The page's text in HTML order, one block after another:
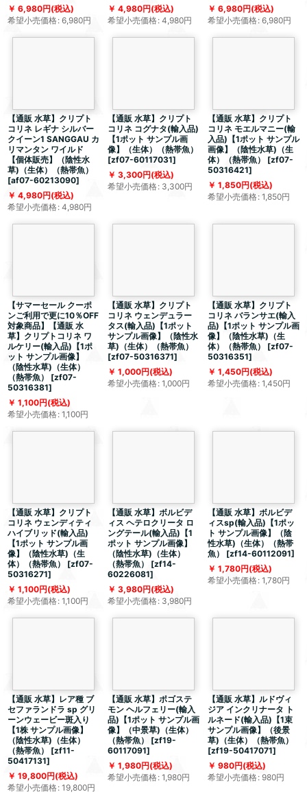
6,980円(税込)
希望小売価格: 6,980円
4,980円(税込)
希望小売価格: 4,980円
6,980円(税込)
希望小売価格: 6,980円
【通販 水草】クリプト
コリネ レギナ シルバー
クイーン1 SANGGAU カ
リマンタン ワイルド
【個体販売】（陰性水
草)（生体）（熱帯魚）
[af07-60213090]
4,980円(税込)
希望小売価格: 4,980円
【通販 水草】クリプト
コリネ コグナタ(輸入品)
【1ポット サンプル画
像】（生体）（熱帯魚）
[zf07-60117031]
3,300円(税込)
希望小売価格: 3,300円
【通販 水草】クリプト
コリネ モエルマニー(輸
入品)【1ポット サンプル
画像】（陰性水草)（生
体）（熱帯魚）
[zf07-
50316421]
1,850円(税込)
希望小売価格: 1,850円
【サマーセール クーポ
ンご利用で更に10％OFF
対象商品】【通販 水
草】クリプトコリネ ワ
ルケリー(輸入品)【1ポ
ット サンプル画像】
（陰性水草)（生体）
（熱帯魚）
[zf07-
50316381]
1,100円(税込)
希望小売価格: 1,100円
【通販 水草】クリプト
コリネ ウェンデュラー
タス(輸入品)【1ポット
サンプル画像】（陰性水
草)（生体）（熱帯魚）
[zf07-50316371]
1,000円(税込)
希望小売価格: 1,000円
【通販 水草】クリプト
コリネ バランサエ(輸入
品)【1ポット サンプル画
像】（陰性水草)（生
体）（熱帯魚）
[zf07-
50316351]
1,450円(税込)
希望小売価格: 1,450円
【通販 水草】クリプト
コリネ ウェンディティ
ハイブリッド(輸入品)
【1ポット サンプル画
像】（陰性水草)（生
体）（熱帯魚）
[zf07-
50316271]
1,100円(税込)
希望小売価格: 1,100円
【通販 水草】ボルビデ
ィス ヘテロクリータ ロ
ングテール(輸入品)【1
ポット サンプル画像】
（陰性水草)（生体）
（熱帯魚）
[zf14-
60226081]
3,980円(税込)
希望小売価格: 3,980円
【通販 水草】ボルビデ
ィスsp(輸入品)【1ポッ
ト サンプル画像】（陰
性水草)（生体）（熱帯
魚）
[zf14-60112091]
1,780円(税込)
希望小売価格: 1,780円
【通販 水草】レア種 ブ
セファランドラ sp グリ
ーンウェービー斑入り
【1株 サンプル画像】
（陰性水草)（生体）
（熱帯魚）
[zf11-
50417131]
19,800円(税込)
希望小売価格: 19,800円
【通販 水草】ポゴステ
モン ヘルフェリー(輸入
品)【1ポット サンプル画
像】（中景草)（生体）
（熱帯魚）
[zf19-
60117091]
1,980円(税込)
希望小売価格: 1,980円
【通販 水草】ルドヴィ
ジア インクリナータ ト
ルネード(輸入品)【1束
サンプル画像】（後景
草)（生体）（熱帯魚）
[zf19-50417071]
980円(税込)
希望小売価格: 980円